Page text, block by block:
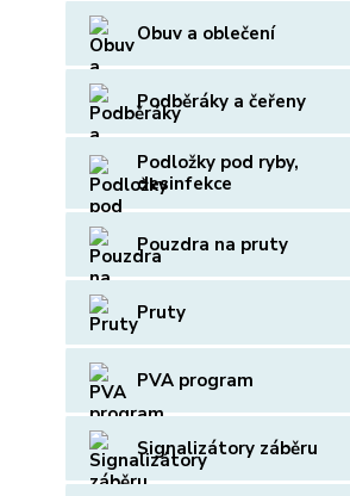
Obuv a oblečení
Podběráky a čeřeny
Podložky pod ryby,
desinfekce
Pouzdra na pruty
Pruty
PVA program
Signalizátory záběru